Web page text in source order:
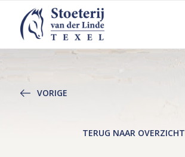
VORIGE
TERUG NAAR OVERZICHT